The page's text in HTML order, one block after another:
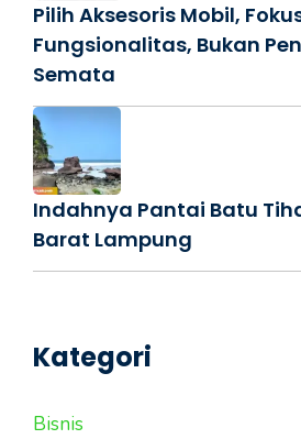
Pilih Aksesoris Mobil,
Fungsionalitas, Bukan
Semata
Indahnya Pantai Batu
Barat Lampung
Kategori
Bisnis